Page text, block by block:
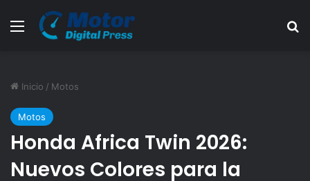
Menú
Inicio / Motos
Motos
Honda Africa Twin 2026:
Nuevos Colores para la